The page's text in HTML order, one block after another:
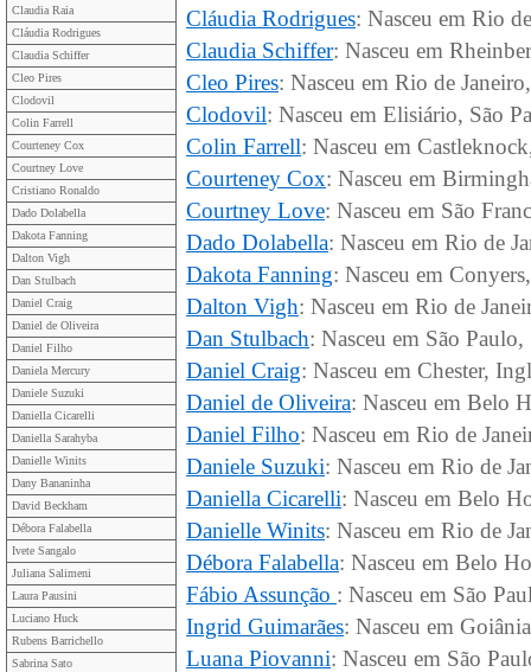
Claudia Raia
Cláudia Rodrigues
Claudia Schiffer
Cleo Pires
Clodovil
Colin Farrell
Courteney Cox
Courtney Love
Cristiano Ronaldo
Dado Dolabella
Dakota Fanning
Dalton Vigh
Dan Stulbach
Daniel Craig
Daniel de Oliveira
Daniel Filho
Daniela Mercury
Daniele Suzuki
Daniella Cicarelli
Daniella Sarahyba
Danielle Winits
Dany Bananinha
David Beckham
Débora Falabella
Ivete Sangalo
Juliana Salimeni
Laura Pausini
Luciano Huck
Rubens Barrichello
Sabrina Sato
Cláudia Rodrigues: Nasceu em Rio
Claudia Schiffer: Nasceu em
Cleo Pires: Nasceu em Rio de
Clodovil: Nasceu em Elisiário, São
Colin Farrell: Nasceu em
Courteney Cox: Nasceu em
Courtney Love: Nasceu em São
Dado Dolabella: Nasceu em Rio de
Dakota Fanning: Nasceu em
Dalton Vigh: Nasceu em Rio de
Dan Stulbach: Nasceu em São
Daniel Craig: Nasceu em Chester,
Daniel de Oliveira: Nasceu em Belo
Daniel Filho: Nasceu em Rio de
Daniele Suzuki: Nasceu em Rio de
Daniella Cicarelli: Nasceu em Belo
Danielle Winits: Nasceu em Rio de
Débora Falabella: Nasceu em Belo
Fábio Assunção : Nasceu em São
Ingrid Guimarães: Nasceu em
Luana Piovanni: Nasceu em São